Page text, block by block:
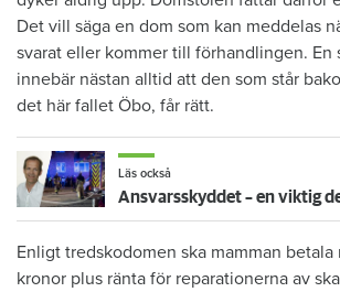
Det vill säga en dom som kan meddelas
svarat eller kommer till förhandlingen. En
innebär nästan alltid att den som står
det här fallet Öbo, får rätt.
Läs också
Enligt tredskodomen ska mamman
kronor plus ränta för reparationerna av